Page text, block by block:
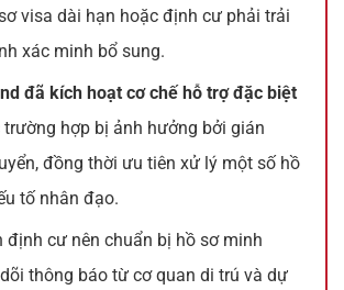
visa dài hạn hoặc định cư phải trải
xác minh bổ sung.
đã kích hoạt cơ chế hỗ trợ đặc biệt
hợp bị ảnh hưởng bởi gián
đồng thời ưu tiên xử lý một số hồ
tố nhân đạo.
cư nên chuẩn bị hồ sơ minh
thông báo từ cơ quan di trú và dự